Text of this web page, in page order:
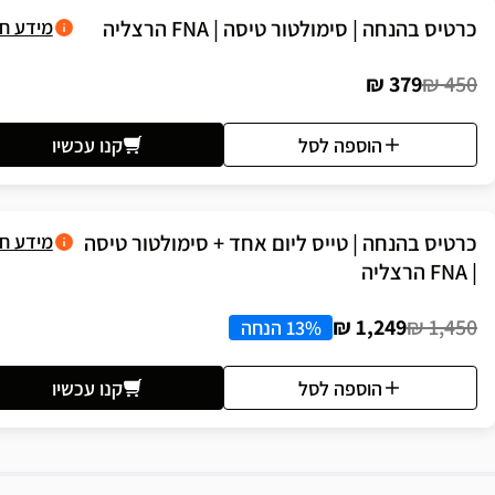
כרטיס בהנחה | סימולטור טיסה | FNA הרצליה מידע
450 ₪
379 ₪
הוספה לסל קנו עכשיו
כרטיס בהנחה | טייס ליום אחד + סימולטור טיסה
| FNA הרצליה
מידע
1,450 ₪
1,249 ₪ 13% הנחה
הוספה לסל קנו עכשיו